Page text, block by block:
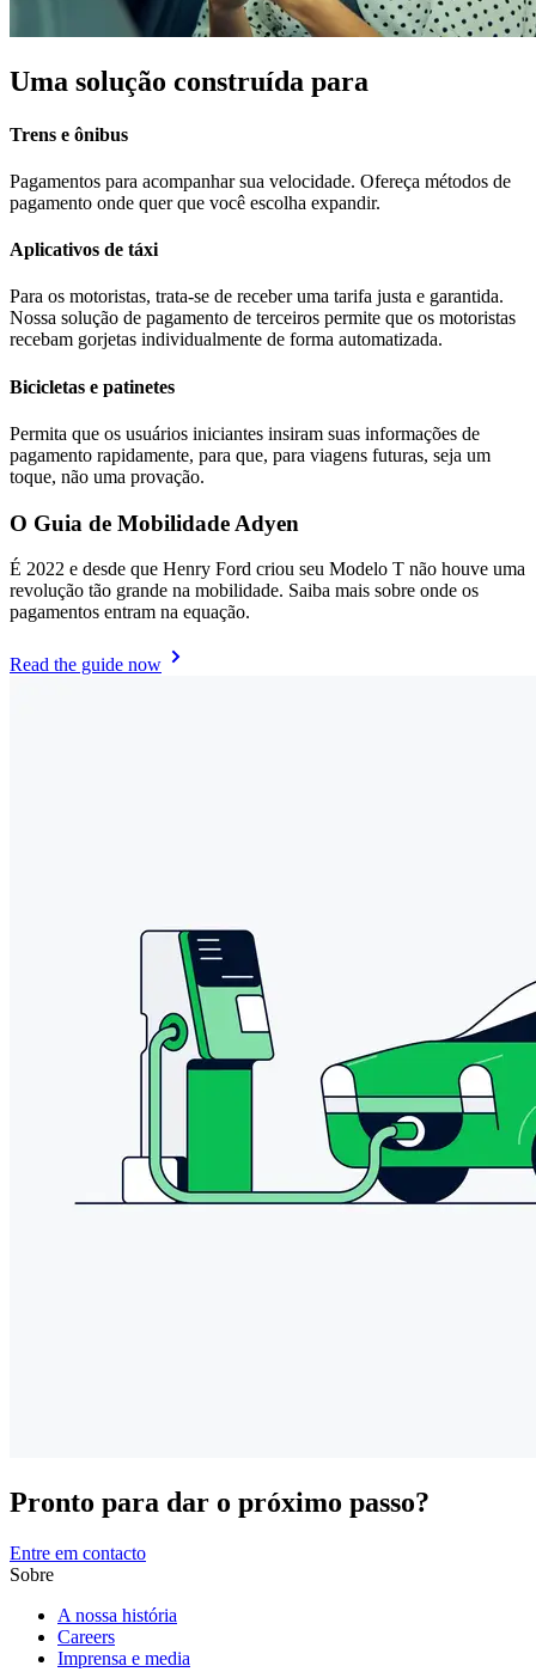
Uma solução construída para
Trens e ônibus
Pagamentos para acompanhar sua velocidade. Ofereça métodos de
pagamento onde quer que você escolha expandir.
Aplicativos de táxi
Para os motoristas, trata-se de receber uma tarifa justa e garantida.
Nossa solução de pagamento de terceiros permite que os motoristas
recebam gorjetas individualmente de forma automatizada.
Bicicletas e patinetes
Permita que os usuários iniciantes insiram suas informações de
pagamento rapidamente, para que, para viagens futuras, seja um
toque, não uma provação.
O Guia de Mobilidade Adyen
É 2022 e desde que Henry Ford criou seu Modelo T não houve uma
revolução tão grande na mobilidade. Saiba mais sobre onde os
pagamentos entram na equação.
Read the guide now
Pronto para dar o próximo passo?
Entre em contacto
Sobre
A nossa história
Careers
Imprensa e media